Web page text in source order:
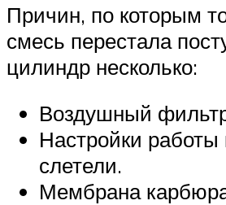
Причин, по которым
смесь перестала
цилиндр несколько:
Воздушный
Настройки
слетели.
Мембрана